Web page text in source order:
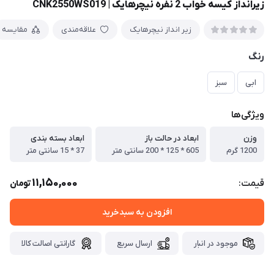
زیرانداز کیسه خواب 2 نفره نیچرهایک | CNK2550WS019
زير انداز نیچرهایک علاقه‌مندی مقایسه
رنگ
ابی سبز
ویژگی‌ها
وزن
1200 گرم
ابعاد در حالت باز
605 * 125 * 200 سانتی متر
ابعاد بسته بندی
37 * 15 سانتی متر
قیمت: 11,150,000تومان
افزودن به سبدخرید
موجود در انبار ارسال سریع گارانتی اصالت کالا